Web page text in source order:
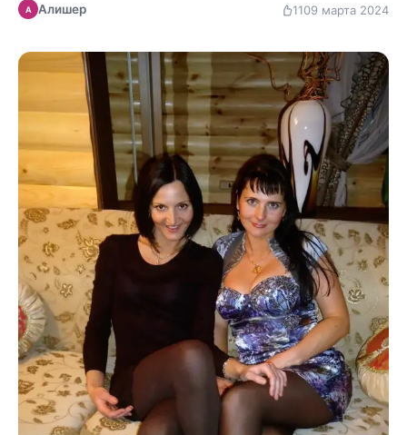
А Алишер 1109 марта 2024